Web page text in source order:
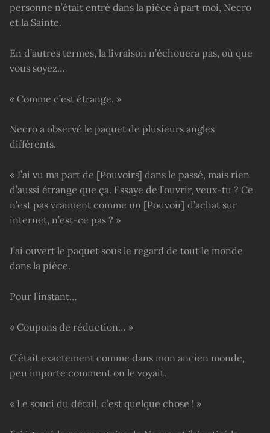
personne n’était entré dans la pièce à part moi, Necro
et la Sainte.
En d’autres termes, la livraison n’échouera pas, où que
vous soyez…
« Comme c’est étrange. »
Necro a observé le paquet de plusieurs angles
différents.
« J’ai vu ma part de [Pouvoirs] dans le passé, mais rien
d’aussi étrange que ça. Essaye de l’ouvrir, veux-tu ? Ce
n’est pas vraiment comme un [Pouvoir] d’achat sur
internet, n’est-ce pas ? »
J’ai ouvert le paquet sous le regard de tout le monde
dans la pièce.
Pour l’instant…
« Coupons de réduction… »
C’était exactement comme dans mon ancien monde,
peu importe comment on le voyait.
« Le souci du détail, c’est quelque chose ! »